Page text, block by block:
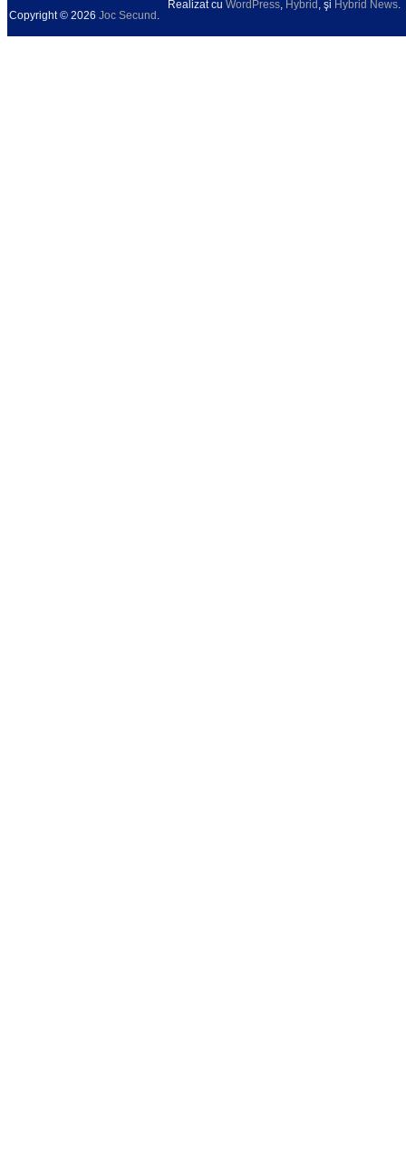
Copyright © 2026 Joc Secund .
Realizat cu WordPress, Hybrid , şi Hybrid News.